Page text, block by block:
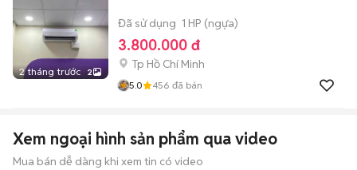
2 tháng trước 2
Đã sử dụng 1 HP (ngựa)
3.800.000 đ
Tp Hồ Chí Minh
5.0 456 đã bán
Xem ngoại hình sản phẩm qua video
Mua bán dễ dàng khi xem tin có video